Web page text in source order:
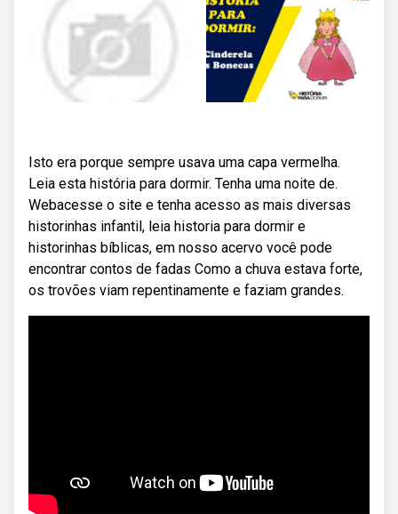
Isto era porque sempre usava uma capa vermelha.
Leia esta história para dormir. Tenha uma noite de.
Webacesse o site e tenha acesso as mais diversas
historinhas infantil, leia historia para dormir e
historinhas bíblicas, em nosso acervo você pode
encontrar contos de fadas Como a chuva estava forte,
os trovões viam repentinamente e faziam grandes.